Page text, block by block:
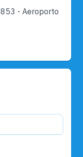
853 - Aeroporto